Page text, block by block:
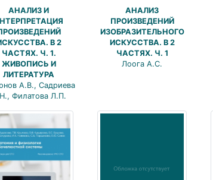
АНАЛИЗ И
В 2
ЧАСТЯХ. Ч. 1.
ЖИВОПИСЬ И
ЛИТЕРАТУРА
А.В., Садриева
Филатова Л.П.
АНАЛИЗ
ПРОИЗВЕДЕНИЙ
ИЗОБРАЗИТЕЛЬНОГО
ИСКУССТВА. В 2
ЧАСТЯХ. Ч. 1
Лоога А.С.